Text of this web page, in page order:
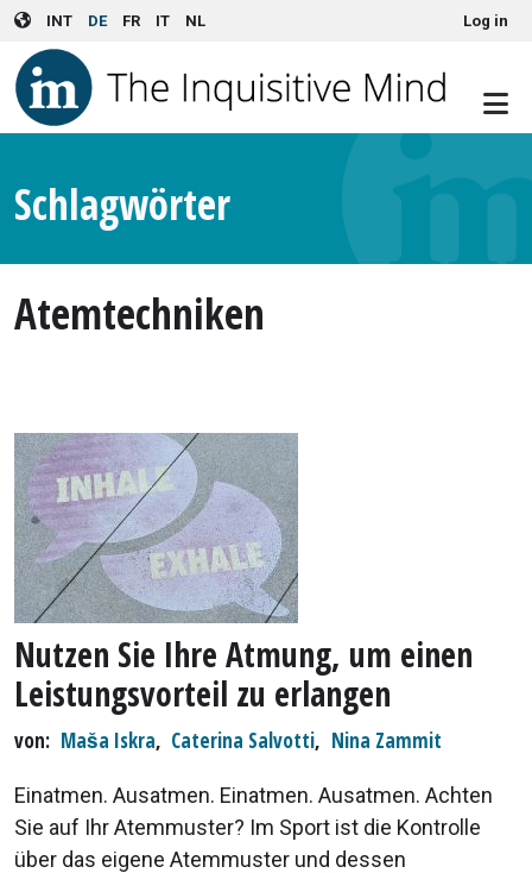
Skip to main content
INT DE FR IT NL User account menuLog in
Schlagwörter
Atemtechniken
Nutzen Sie Ihre Atmung, um einen
Leistungsvorteil zu erlangen
von Maša Iskra, Caterina Salvotti, Nina Zammit
Einatmen. Ausatmen. Einatmen. Ausatmen. Achten
Sie auf Ihr Atemmuster? Im Sport ist die Kontrolle
über das eigene Atemmuster und dessen